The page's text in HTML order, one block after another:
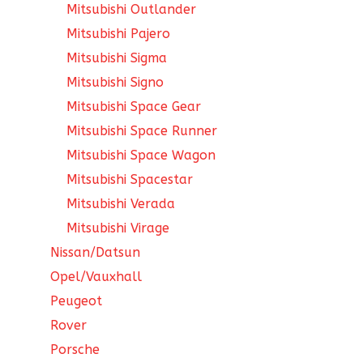
Mitsubishi Outlander
Mitsubishi Pajero
Mitsubishi Sigma
Mitsubishi Signo
Mitsubishi Space Gear
Mitsubishi Space Runner
Mitsubishi Space Wagon
Mitsubishi Spacestar
Mitsubishi Verada
Mitsubishi Virage
Nissan/Datsun
Opel/Vauxhall
Peugeot
Rover
Porsche